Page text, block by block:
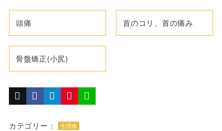
頭痛 首のコリ、首の痛み
骨盤矯正(小尻)
カテゴリー： 生理痛